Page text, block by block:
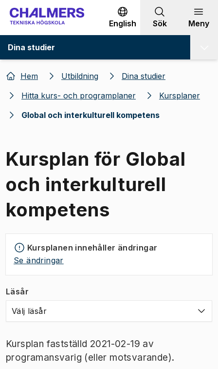
Gå till innehållet
English Sök Meny
Dina studier
Hem Utbildning
Dina studier
Hitta kurs- och programplaner
Kursplaner
Global och interkulturell kompetens
Kursplan för Global
och interkulturell
kompetens
Kursplanen innehåller ändringar
Se ändringar
Läsår
Välj läsår
Kursplan fastställd 2021-02-19 av
programansvarig (eller motsvarande).